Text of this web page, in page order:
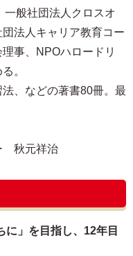
般社団法人クロスオ
法人キャリア教育コー
事、NPOハロードリ
。
、などの著書80冊。最
秋元祥治
に」を目指し、12年目